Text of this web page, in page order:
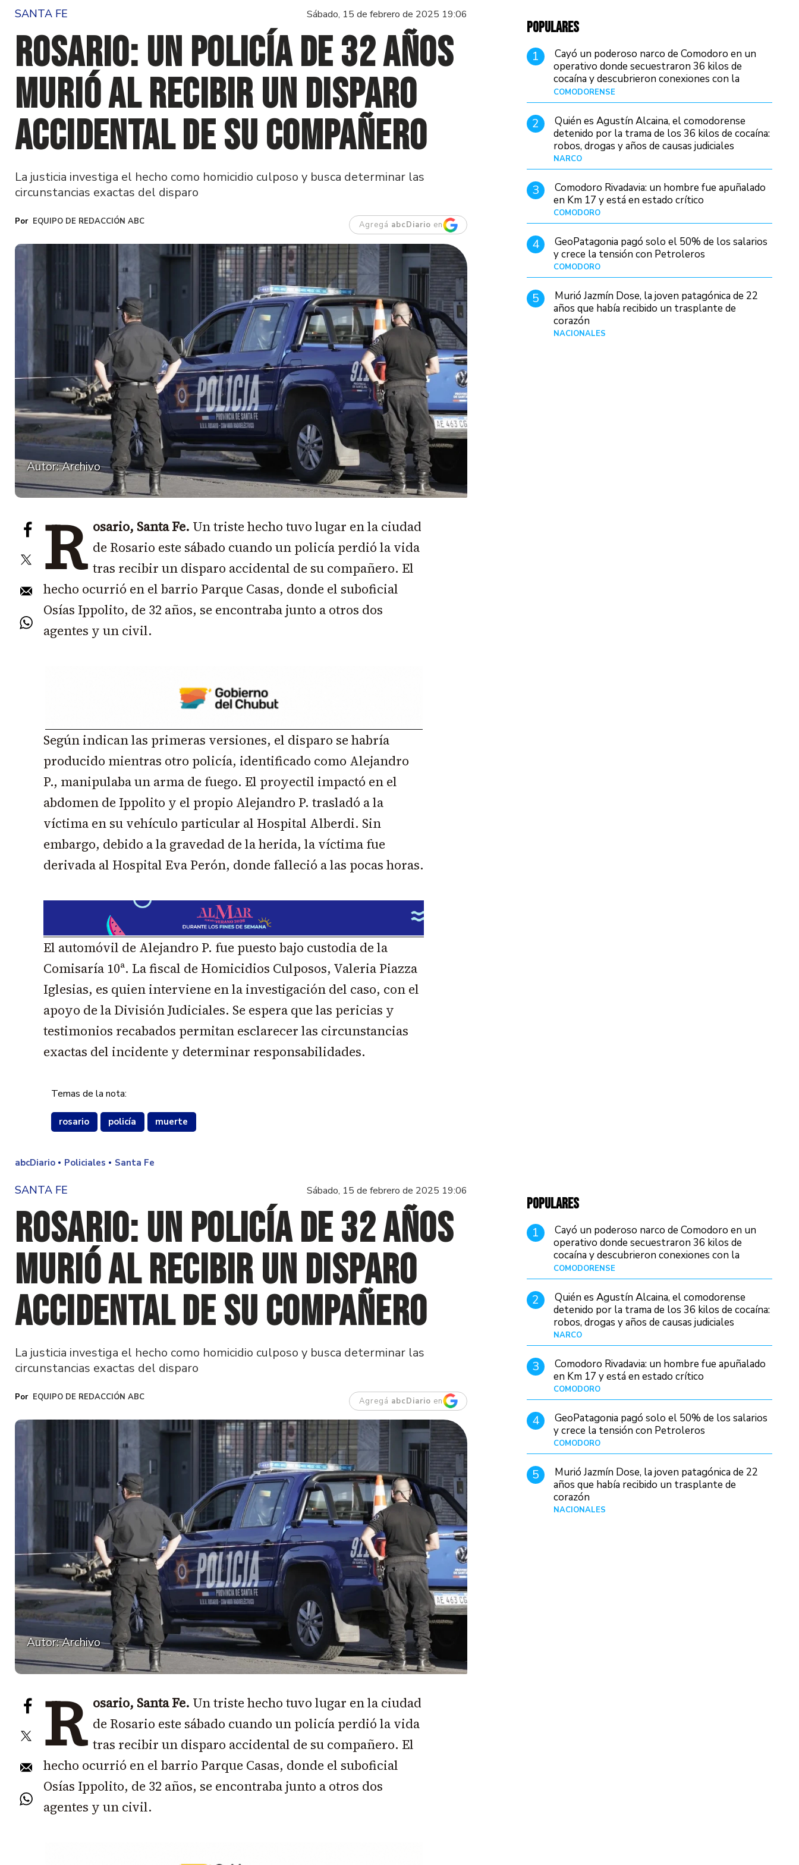
SANTA FE Sábado, 15 de febrero de 2025 19:06
Rosario: Un policía de 32 años
murió al recibir un disparo
accidental de su compañero
La justicia investiga el hecho como homicidio culposo y busca determinar las
circunstancias exactas del disparo
EQUIPO DE REDACCIÓN ABC Agregá abcDiario en
Autor: Archivo
R osario, Santa Fe. Un triste hecho tuvo lugar en la ciudad
de Rosario este sábado cuando un policía perdió la vida
tras recibir un disparo accidental de su compañero. El
hecho ocurrió en el barrio Parque Casas, donde el suboficial
Osías Ippolito, de 32 años, se encontraba junto a otros dos
agentes y un civil.
Según indican las primeras versiones, el disparo se habría
producido mientras otro policía, identificado como Alejandro
P., manipulaba un arma de fuego. El proyectil impactó en el
abdomen de Ippolito y el propio Alejandro P. trasladó a la
víctima en su vehículo particular al Hospital Alberdi. Sin
embargo, debido a la gravedad de la herida, la víctima fue
derivada al Hospital Eva Perón, donde falleció a las pocas horas.
El automóvil de Alejandro P. fue puesto bajo custodia de la
Comisaría 10ª. La fiscal de Homicidios Culposos, Valeria Piazza
Iglesias, es quien interviene en la investigación del caso, con el
apoyo de la División Judiciales. Se espera que las pericias y
testimonios recabados permitan esclarecer las circunstancias
exactas del incidente y determinar responsabilidades.
Temas de la nota:
rosario policía muerte
POPULARES
1
Cayó un poderoso narco de Comodoro en un
operativo donde secuestraron 36 kilos de
cocaína y descubrieron conexiones con la
Patagonia
COMODORENSE
2
Quién es Agustín Alcaina, el comodorense
detenido por la trama de los 36 kilos de cocaína:
robos, drogas y años de causas judiciales
NARCO
3
Comodoro Rivadavia: un hombre fue apuñalado
en Km 17 y está en estado crítico
COMODORO
4
GeoPatagonia pagó solo el 50% de los salarios
y crece la tensión con Petroleros
COMODORO
5
Murió Jazmín Dose, la joven patagónica de 22
años que había recibido un trasplante de
corazón
NACIONALES
abcDiario Policiales Santa Fe
SANTA FE Sábado, 15 de febrero de 2025 19:06
Rosario: Un policía de 32 años
murió al recibir un disparo
accidental de su compañero
La justicia investiga el hecho como homicidio culposo y busca determinar las
circunstancias exactas del disparo
EQUIPO DE REDACCIÓN ABC Agregá abcDiario en
Autor: Archivo
R osario, Santa Fe. Un triste hecho tuvo lugar en la ciudad
de Rosario este sábado cuando un policía perdió la vida
tras recibir un disparo accidental de su compañero. El
hecho ocurrió en el barrio Parque Casas, donde el suboficial
Osías Ippolito, de 32 años, se encontraba junto a otros dos
agentes y un civil.
POPULARES
1
Cayó un poderoso narco de Comodoro en un
operativo donde secuestraron 36 kilos de
cocaína y descubrieron conexiones con la
Patagonia
COMODORENSE
2
Quién es Agustín Alcaina, el comodorense
detenido por la trama de los 36 kilos de cocaína:
robos, drogas y años de causas judiciales
NARCO
3
Comodoro Rivadavia: un hombre fue apuñalado
en Km 17 y está en estado crítico
COMODORO
4
GeoPatagonia pagó solo el 50% de los salarios
y crece la tensión con Petroleros
COMODORO
5
Murió Jazmín Dose, la joven patagónica de 22
años que había recibido un trasplante de
corazón
NACIONALES